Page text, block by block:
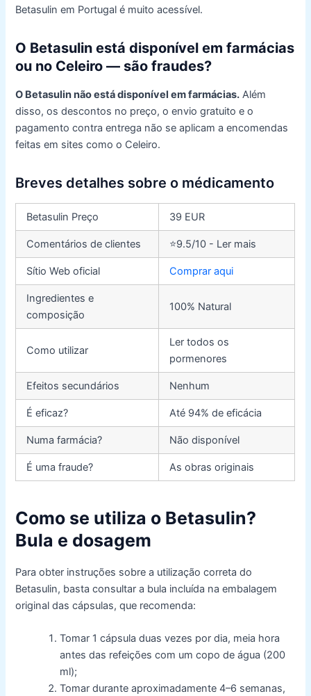
Betasulin em Portugal é muito acessível.
O Betasulin está disponível em farmácias
ou no Celeiro — são fraudes?
O Betasulin não está disponível em farmácias. Além
disso, os descontos no preço, o envio gratuito e o
pagamento contra entrega não se aplicam a encomendas
feitas em sites como o Celeiro.
Breves detalhes sobre o médicamento
Betasulin Preço 39 EUR
Comentários de clientes ⭐9.5/10 - Ler mais
Sítio Web oficial Comprar aqui
Ingredientes e
composição
100% Natural
Como utilizar
Ler todos os
pormenores
Efeitos secundários Nenhum
É eficaz? Até 94% de eficácia
Numa farmácia? Não disponível
É uma fraude? As obras originais
Como se utiliza o Betasulin?
Bula e dosagem
Para obter instruções sobre a utilização correta do
Betasulin, basta consultar a bula incluída na embalagem
original das cápsulas, que recomenda:
Tomar 1 cápsula duas vezes por dia, meia hora
antes das refeições com um copo de água (200
ml);
Tomar durante aproximadamente 4–6 semanas,